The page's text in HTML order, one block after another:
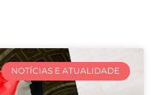
NOTÍCIAS E ATUALIDADE